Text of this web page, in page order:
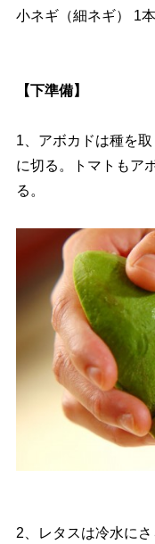
小ネギ（細ネギ） 1本
【下準備】
1、アボカドは種を
に切る。トマトもア
る。
2、レタスは冷水に